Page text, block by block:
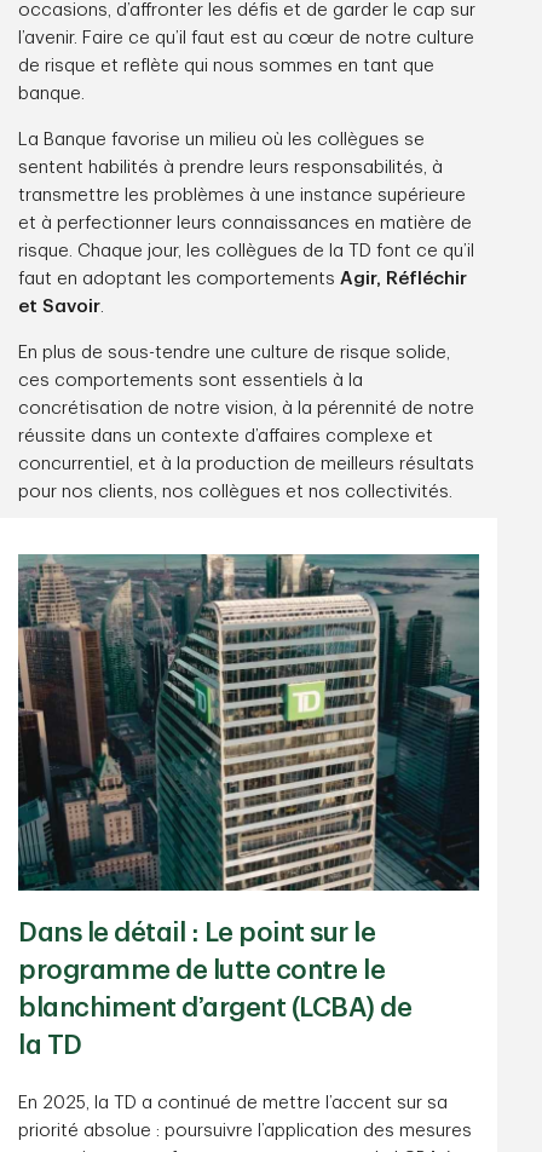
occasions, d’affronter les défis et de garder le cap sur
l’avenir. Faire ce qu’il faut est au cœur de notre culture
de risque et reflète qui nous sommes en tant que
banque.
La Banque favorise un milieu où les collègues se
sentent habilités à prendre leurs responsabilités, à
transmettre les problèmes à une instance supérieure
et à perfectionner leurs connaissances en matière de
risque. Chaque jour, les collègues de la TD font ce qu’il
faut en adoptant les comportements Agir, Réfléchir
et Savoir.
En plus de sous-tendre une culture de risque solide,
ces comportements sont essentiels à la
concrétisation de notre vision, à la pérennité de notre
réussite dans un contexte d’affaires complexe et
concurrentiel, et à la production de meilleurs résultats
pour nos clients, nos collègues et nos collectivités.
Dans le détail : Le point sur le
programme de lutte contre le
blanchiment d’argent (LCBA) de
la TD
En 2025, la TD a continué de mettre l’accent sur sa
priorité absolue : poursuivre l’application des mesures